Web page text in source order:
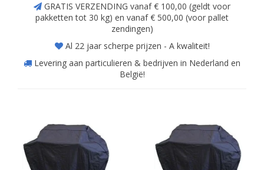
GRATIS VERZENDING vanaf € 100,00 (geldt voor
pakketten tot 30 kg) en vanaf € 500,00 (voor pallet
zendingen)
Al 22 jaar scherpe prijzen - A kwaliteit!
Levering aan particulieren & bedrijven in Nederland en
België!